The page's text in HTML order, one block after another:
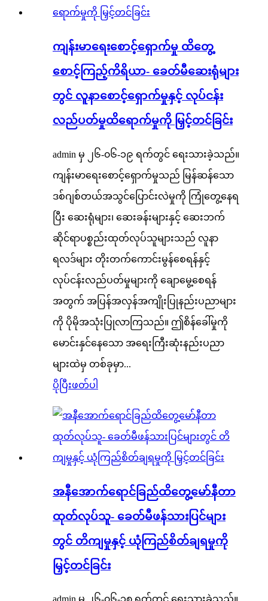
ကျန်းမာရေးစောင့်ရှောက်မှု ထိတွေ့
စောင့်ကြည့်ကိရိယာ- ခေတ်မီဆေးရုံများ
တွင် လူနာစောင့်ရှောက်မှုနှင့် လုပ်ငန်း
လည်ပတ်မှုထိရောက်မှုကို မြှင့်တင်ခြင်း
admin မှ ၂၆-၀၆-၁၉ ရက်တွင် ရေးသားခဲ့သည်။
ကျန်းမာရေးစောင့်ရှောက်မှုသည် မြန်ဆန်သော
ဒစ်ဂျစ်တယ်အသွင်ပြောင်းလဲမှုကို ကြုံတွေ့နေရ
ပြီး ဆေးရုံများ၊ ဆေးခန်းများနှင့် ဆေးဘက်
ဆိုင်ရာပစ္စည်းထုတ်လုပ်သူများသည် လူနာ
ရလဒ်များ တိုးတက်ကောင်းမွန်စေရန်နှင့်
လုပ်ငန်းလည်ပတ်မှုများကို ချောမွေ့စေရန်
အတွက် အပြန်အလှန်အကျိုးပြုနည်းပညာများ
ကို ပိုမိုအသုံးပြုလာကြသည်။ ဤစိန်ခေါ်မှုကို
မောင်းနှင်နေသော အရေးကြီးဆုံးနည်းပညာ
များထဲမှ တစ်ခုမှာ...
ပိုပြီးဖတ်ပါ
အနီအောက်ရောင်ခြည်ထိတွေ့မော်နီတာ
ထုတ်လုပ်သူ- ခေတ်မီဖန်သားပြင်များ
တွင် တိကျမှုနှင့် ယုံကြည်စိတ်ချရမှုကို
မြှင့်တင်ခြင်း